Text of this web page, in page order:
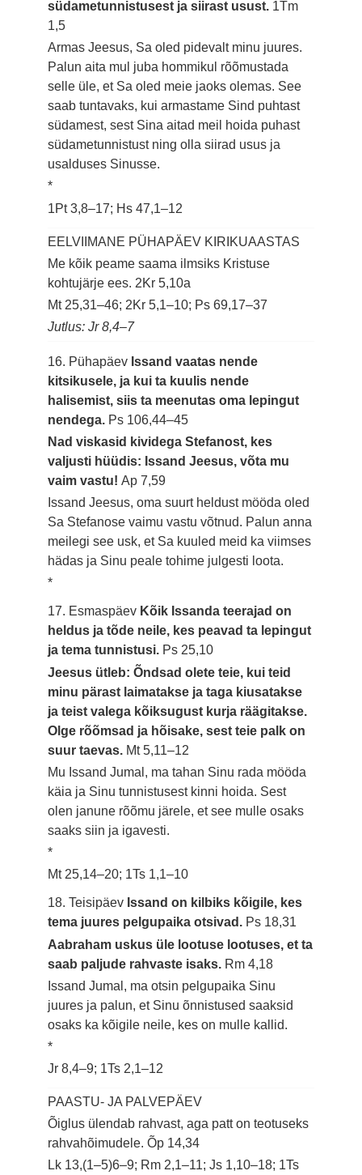
südametunnistusest ja siirast usust. 1Tm
1,5
Armas Jeesus, Sa oled pidevalt minu juures.
Palun aita mul juba hommikul rõõmustada
selle üle, et Sa oled meie jaoks olemas. See
saab tuntavaks, kui armastame Sind puhtast
südamest, sest Sina aitad meil hoida puhast
südametunnistust ning olla siirad usus ja
usalduses Sinusse.
*
1Pt 3,8–17; Hs 47,1–12
EELVIIMANE PÜHAPÄEV KIRIKUAASTAS
Me kõik peame saama ilmsiks Kristuse
kohtujärje ees. 2Kr 5,10a
Mt 25,31–46; 2Kr 5,1–10; Ps 69,17–37
Jutlus: Jr 8,4–7
16. Pühapäev Issand vaatas nende
kitsikusele, ja kui ta kuulis nende
halisemist, siis ta meenutas oma lepingut
nendega. Ps 106,44–45
Nad viskasid kividega Stefanost, kes
valjusti hüüdis: Issand Jeesus, võta mu
vaim vastu!Ap 7,59
Issand Jeesus, oma suurt heldust mööda oled
Sa Stefanose vaimu vastu võtnud. Palun anna
meilegi see usk, et Sa kuuled meid ka viimses
hädas ja Sinu peale tohime julgesti loota.
*
17. Esmaspäev Kõik Issanda teerajad on
heldus ja tõde neile, kes peavad ta lepingut
ja tema tunnistusi. Ps 25,10
Jeesus ütleb: Õndsad olete teie, kui teid
minu pärast laimatakse ja taga kiusatakse
ja teist valega kõiksugust kurja räägitakse.
Olge rõõmsad ja hõisake, sest teie palk on
suur taevas. Mt 5,11–12
Mu Issand Jumal, ma tahan Sinu rada mööda
käia ja Sinu tunnistusest kinni hoida. Sest
olen janune rõõmu järele, et see mulle osaks
saaks siin ja igavesti.
*
Mt 25,14–20; 1Ts 1,1–10
18. Teisipäev Issand on kilbiks kõigile, kes
tema juures pelgupaika otsivad. Ps 18,31
Aabraham uskus üle lootuse lootuses, et ta
saab paljude rahvaste isaks. Rm 4,18
Issand Jumal, ma otsin pelgupaika Sinu
juures ja palun, et Sinu õnnistused saaksid
osaks ka kõigile neile, kes on mulle kallid.
*
Jr 8,4–9; 1Ts 2,1–12
PAASTU- JA PALVEPÄEV
Õiglus ülendab rahvast, aga patt on teotuseks
rahvahõimudele.Õp 14,34
Lk 13,(1–5)6–9; Rm 2,1–11; Js 1,10–18; 1Ts